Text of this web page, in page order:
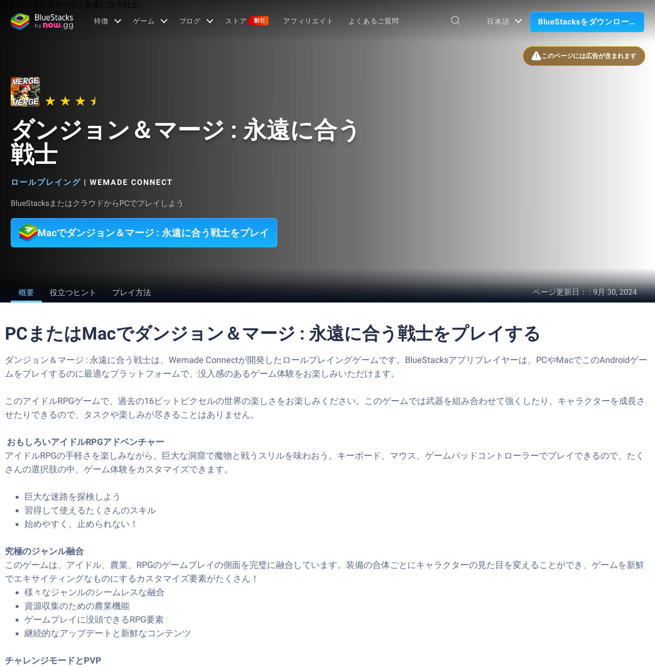
特徴 ゲーム ブログ ストア 割引 アフィリエイト よくあるご質問 日本語 BlueStacksをダウンロード
このページには広告が含まれます
ダンジョン＆マージ : 永遠に合う
戦士
ロールプレイング | WEMADE CONNECT
BlueStacksまたはクラウドからPCでプレイしよう
Macでダンジョン＆マージ : 永遠に合う戦士をプレイ
概要 役立つヒント プレイ方法 ページ更新日：:9月 30, 2024
PCまたはMacでダンジョン＆マージ : 永遠に合う戦士をプレイする
ダンジョン＆マージ : 永遠に合う戦士は、Wemade Connectが開発したロールプレイングゲームです。BlueStacksアプリプレイヤーは、PCやMacでこのAndroidゲー
ムをプレイするのに最適なプラットフォームで、没入感のあるゲーム体験をお楽しみいただけます。
このアイドルRPGゲームで、過去の16ビットピクセルの世界の楽しさをお楽しみください。このゲームでは武器を組み合わせて強くしたり、キャラクターを成長さ
せたりできるので、タスクや楽しみが尽きることはありません。
おもしろいアイドルRPGアドベンチャー
アイドルRPGの手軽さを楽しみながら、巨大な洞窟で魔物と戦うスリルを味わおう。キーボード、マウス、ゲームパッドコントローラーでプレイできるので、たく
さんの選択肢の中、ゲーム体験をカスタマイズできます。
巨大な迷路を探検しよう
習得して使えるたくさんのスキル
始めやすく、止められない！
究極のジャンル融合
このゲームは、アイドル、農業、RPGのゲームプレイの側面を完璧に融合しています。装備の合体ごとにキャラクターの見た目を変えることができ、ゲームを新鮮
でエキサイティングなものにするカスタマイズ要素がたくさん！
様々なジャンルのシームレスな融合
資源収集のための農業機能
ゲームプレイに没頭できるRPG要素
継続的なアップデートと新鮮なコンテンツ
チャレンジモードとPVP